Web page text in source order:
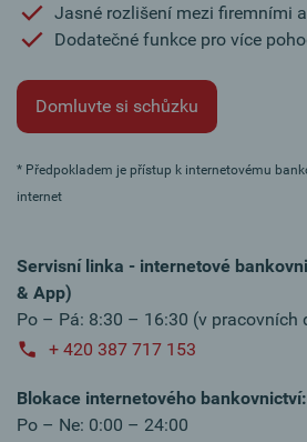
Jasné rozlišení mezi firemními
Dodatečné funkce pro více
Domluvte si schůzku
* Předpokladem je přístup k internetovému
internet
Servisní linka - internetové
& App)
Po – Pá: 8:30 – 16:30 (v pracovních
+ 420 387 717 153
Blokace internetového
Po – Ne: 0:00 – 24:00